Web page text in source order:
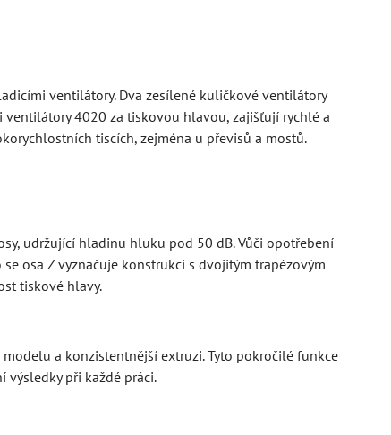
ventilátory. Dva zesílené kuličkové ventilátory
4020 za tiskovou hlavou, zajišťují rychlé a
tiscích, zejména u převisů a mostů.
udržující hladinu hluku pod 50 dB. Vůči opotřebení
osa Z vyznačuje konstrukcí s dvojitým trapézovým
tiskové hlavy.
a konzistentnější extruzi. Tyto pokročilé funkce
při každé práci.